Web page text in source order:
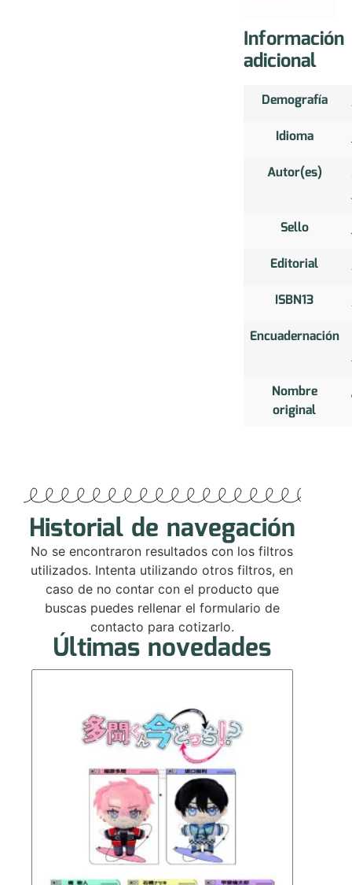
Información
adicional
Demografía
Idioma
Autor(es)
Sello
Editorial
ISBN13
Encuadernación
Nombre
original
Historial de navegación
No se encontraron resultados con los filtros
utilizados. Intenta utilizando otros filtros, en
caso de no contar con el producto que
buscas puedes rellenar el formulario de
contacto para cotizarlo.
Últimas novedades